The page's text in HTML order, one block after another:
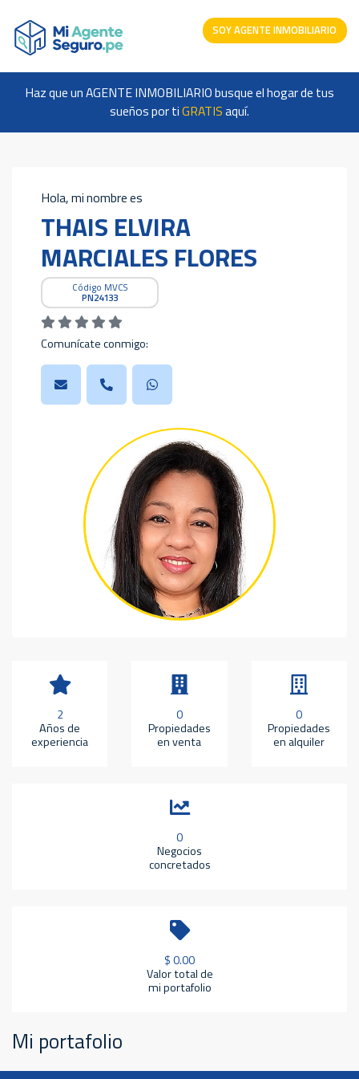
SOY AGENTE INMOBILIARIO
Haz que un AGENTE INMOBILIARIO busque el hogar de tus
sueños por tiGRATISaquí.
Hola, mi nombre es
THAIS ELVIRA
MARCIALES FLORES
Código MVCS
PN24133
Comunícate conmigo:
2
Años de
experiencia
0
Propiedades
en venta
0
Propiedades
en alquiler
0
Negocios
concretados
$ 0.00
Valor total de
mi portafolio
Mi portafolio